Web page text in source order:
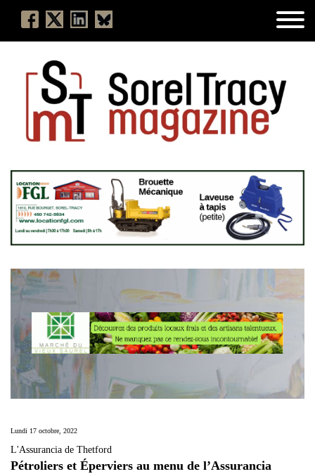
Lundi 17 octobre, 2022
L'Assurancia de Thetford
Pétroliers et Éperviers au menu de l’Assurancia